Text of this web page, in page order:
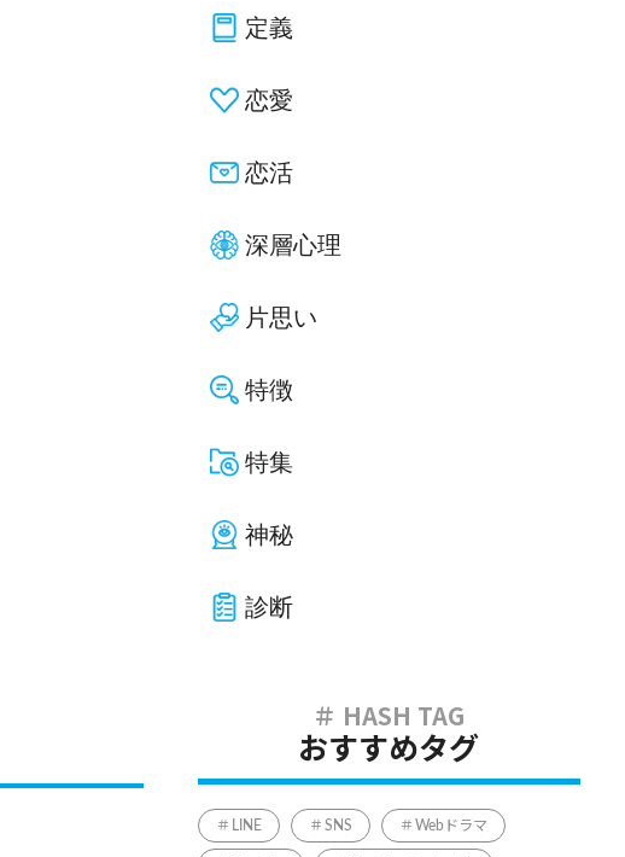
定義
恋愛
恋活
深層心理
片思い
特徴
特集
神秘
診断
おすすめタグ
LINE SNS Webドラマ